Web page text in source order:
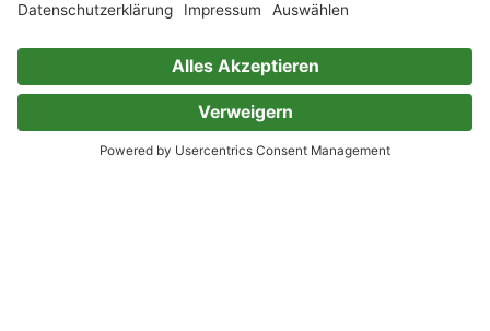
Julia Platin Band 10
Chantelle Shaw
Diana Hamilton